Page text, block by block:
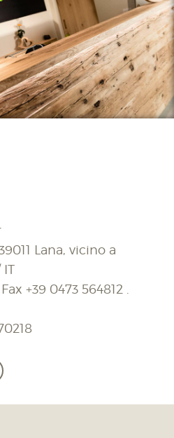
Lana, vicino a
IT
Fax +39 0473 564812